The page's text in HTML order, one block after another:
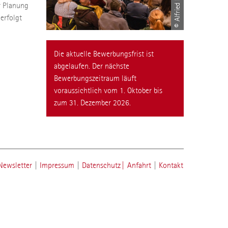
erfolgt
Die aktuelle Bewerbungsfrist ist
abgelaufen. Der nächste
Bewerbungszeitraum läuft
voraussichtlich vom 1. Oktober bis
zum 31. Dezember 2026.
Impressum Datenschutz Anfahrt Kontakt